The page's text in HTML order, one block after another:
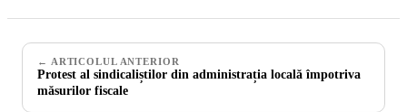
← ARTICOLUL ANTERIOR
Protest al sindicaliștilor din administrația locală împotriva
măsurilor fiscale